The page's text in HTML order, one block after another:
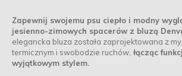
Zapewnij swojemu psu ciepło i modny
jesienno-zimowych spacerów z bluzą
elegancka bluza została zaprojektowana z
termicznym i swobodzie ruchów, łącząc
wyjątkowym stylem.